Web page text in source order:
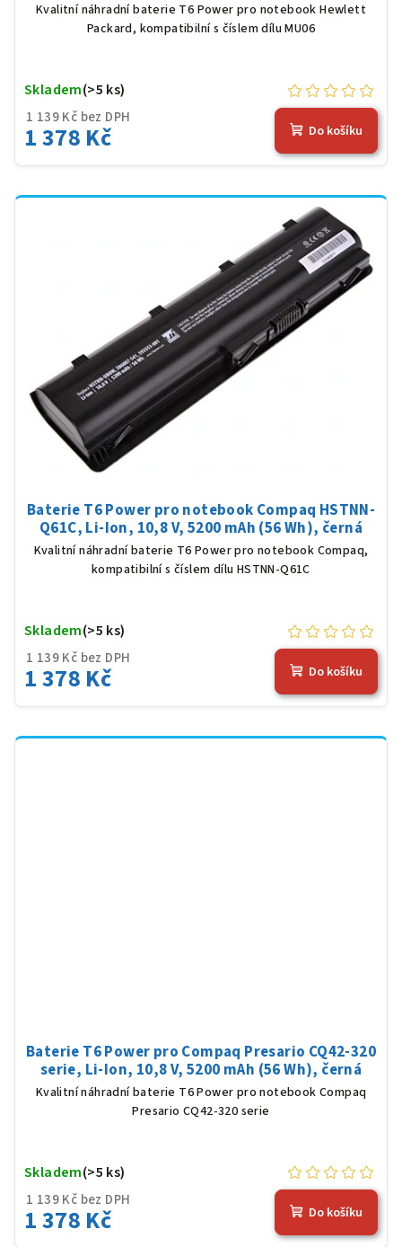
Kvalitní náhradní baterie T6 Power pro notebook Hewlett
Packard, kompatibilní s číslem dílu MU06
1 139 Kč bez DPH
1 378 Kč
Skladem(>5 ks)
Do košíku
Baterie T6 Power pro notebook Compaq HSTNN-
Q61C, Li-Ion, 10,8 V, 5200 mAh (56 Wh), černá
Kvalitní náhradní baterie T6 Power pro notebook Compaq,
kompatibilní s číslem dílu HSTNN-Q61C
1 139 Kč bez DPH
1 378 Kč
Skladem(>5 ks)
Do košíku
Baterie T6 Power pro Compaq Presario CQ42-320
serie, Li-Ion, 10,8 V, 5200 mAh (56 Wh), černá
Kvalitní náhradní baterie T6 Power pro notebook Compaq
Presario CQ42-320 serie
1 139 Kč bez DPH
1 378 Kč
Skladem(>5 ks)
Do košíku